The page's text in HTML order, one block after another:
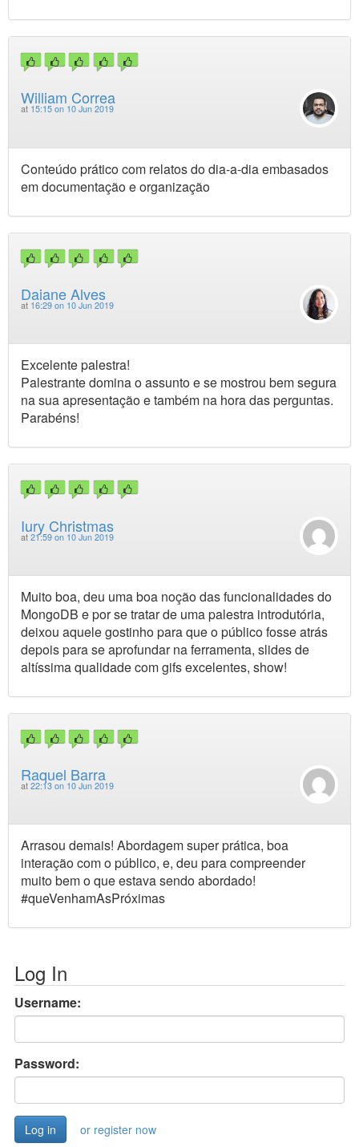
William Correa
at 15:15 on 10 Jun 2019
Conteúdo prático com relatos do dia-a-dia embasados
em documentação e organização
Daiane Alves
at 16:29 on 10 Jun 2019
Excelente palestra!
Palestrante domina o assunto e se mostrou bem segura
na sua apresentação e também na hora das perguntas.
Parabéns!
Iury Christmas
at 21:59 on 10 Jun 2019
Muito boa, deu uma boa noção das funcionalidades do
MongoDB e por se tratar de uma palestra introdutória,
deixou aquele gostinho para que o público fosse atrás
depois para se aprofundar na ferramenta, slides de
altíssima qualidade com gifs excelentes, show!
Raquel Barra
at 22:13 on 10 Jun 2019
Arrasou demais! Abordagem super prática, boa
interação com o público, e, deu para compreender
muito bem o que estava sendo abordado!
#queVenhamAsPróximas
Log In
Username:
Password:
or register now